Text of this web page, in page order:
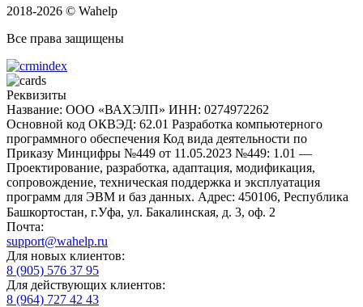
2018-2026 © Wahelp
Все права защищены
Реквизиты
Название: ООО «ВАХЭЛП» ИНН: 0274972262
Основной код ОКВЭД: 62.01 Разработка компьютерного
программного обеспечения Код вида деятельности по
Приказу Минцифры №449 от 11.05.2023 №449: 1.01 —
Проектирование, разработка, адаптация, модификация,
сопровождение, техническая поддержка и эксплуатация
программ для ЭВМ и баз данных. Адрес: 450106, Республика
Башкортостан, г.Уфа, ул. Бакалинская, д. 3, oф. 2
Почта:
support@wahelp.ru
Для новых клиентов:
8 (905) 576 37 95
Для действующих клиентов:
8 (964) 727 42 43